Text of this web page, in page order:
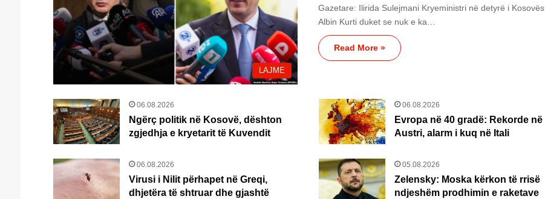
LAJME
Gazetare: Ilirida Sulejmani Kryeministri në detyrë i Kosovës
Albin Kurti duket se nuk e ka…
Read More »
06.08.2026
Ngërç politik në Kosovë, dështon
zgjedhja e kryetarit të Kuvendit
06.08.2026
Evropa në 40 gradë: Rekorde në
Austri, alarm i kuq në Itali
06.08.2026
Virusi i Nilit përhapet në Greqi,
dhjetëra të shtruar dhe gjashtë
05.08.2026
Zelensky: Moska kërkon të rrisë
ndjeshëm prodhimin e raketave